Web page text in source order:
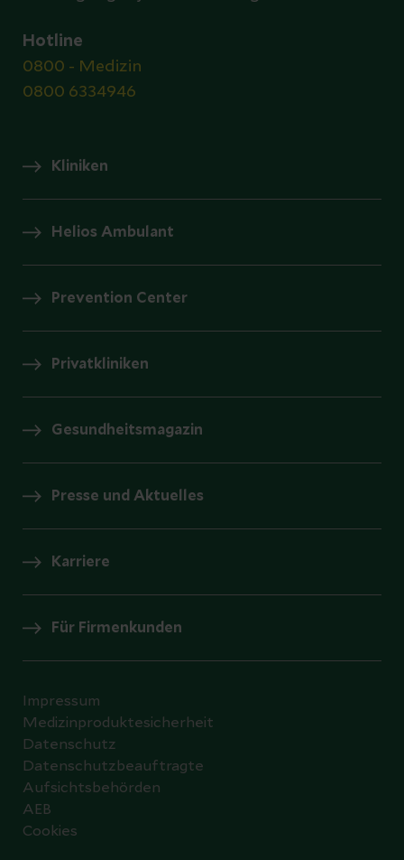
Hotline
0800 - Medizin
0800 6334946
Kliniken
Helios Ambulant
Prevention Center
Privatkliniken
Gesundheitsmagazin
Presse und Aktuelles
Karriere
Für Firmenkunden
Impressum
Medizinproduktesicherheit
Datenschutz
Datenschutzbeauftragte
Aufsichtsbehörden
AEB
Cookies